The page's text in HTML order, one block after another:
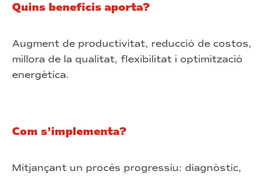
Quins beneficis aporta?
Augment de productivitat, reducció de costos,
millora de la qualitat, flexibilitat i optimització
energètica.
Com s’implementa?
Mitjançant un procés progressiu: diagnòstic,